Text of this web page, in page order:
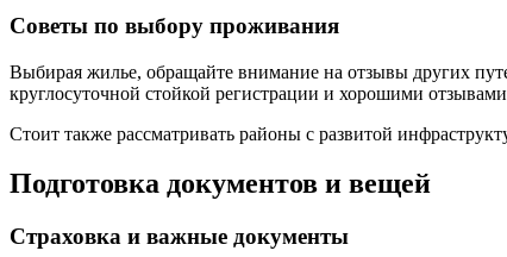
Советы по выбору проживания
Выбирая жилье, обращайте внимание на отзывы других
круглосуточной стойкой регистрации и хорошими
Стоит также рассматривать районы с развитой
Подготовка документов и вещей
Страховка и важные документы